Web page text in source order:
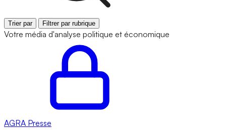
Trier par Filtrer par rubrique
Votre média d'analyse politique et économique
AGRA Presse